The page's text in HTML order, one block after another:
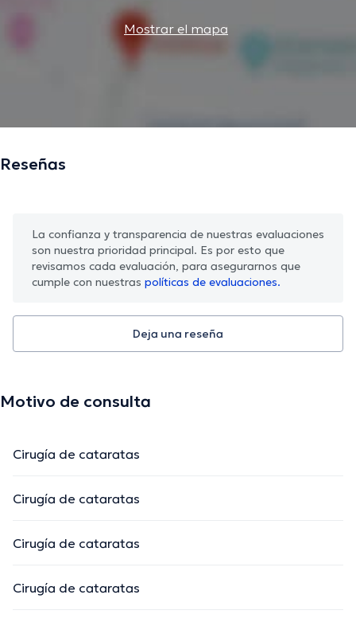
Mostrar el mapa
Reseñas
La confianza y transparencia de nuestras evaluaciones
son nuestra prioridad principal. Es por esto que
revisamos cada evaluación, para asegurarnos que
cumple con nuestras políticas de evaluaciones.
Deja una reseña
Motivo de consulta
Cirugía de cataratas
Cirugía de cataratas
Cirugía de cataratas
Cirugía de cataratas